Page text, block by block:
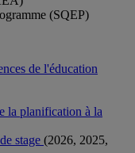
(SQEP)
de l'éducation
la planification à la
stage (2026, 2025,